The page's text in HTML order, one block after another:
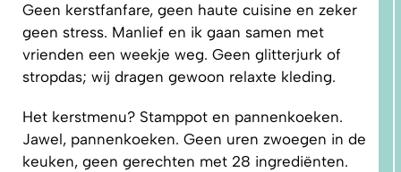
Geen kerstfanfare, geen haute cuisine en zeker
geen stress. Manlief en ik gaan samen met
vrienden een weekje weg. Geen glitterjurk of
stropdas; wij dragen gewoon relaxte kleding.
Het kerstmenu? Stamppot en pannenkoeken.
Jawel, pannenkoeken. Geen uren zwoegen in de
keuken, geen gerechten met 28 ingrediënten.